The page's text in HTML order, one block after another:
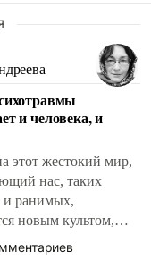
и человека, и
этот жестокий мир,
нас, таких
и ранимых,
новым культом,
вытесняя и
традиционное